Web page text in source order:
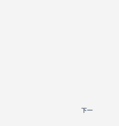
下一